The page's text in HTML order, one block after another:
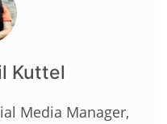
Kuttel
Media Manager,